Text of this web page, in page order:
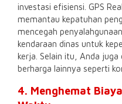
investasi efisiensi. GPS
memantau kepatuhan
mencegah
kendaraan dinas untuk
kerja. Selain itu, Anda
berharga lainnya seperti
4. Menghemat